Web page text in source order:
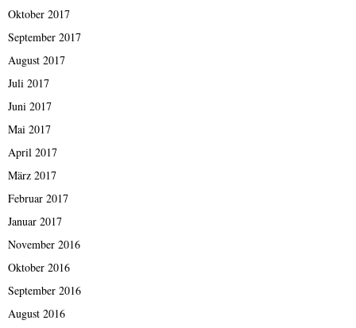
Oktober 2017
September 2017
August 2017
Juli 2017
Juni 2017
Mai 2017
April 2017
März 2017
Februar 2017
Januar 2017
November 2016
Oktober 2016
September 2016
August 2016